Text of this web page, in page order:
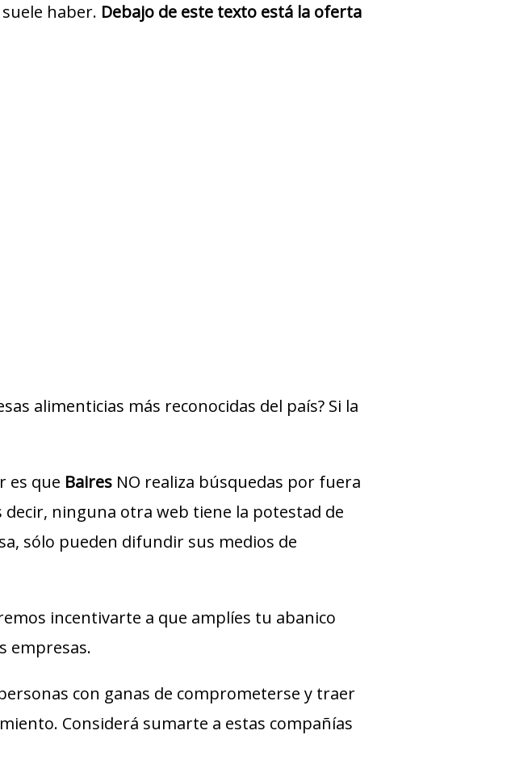
haber. Debajo de este texto está la oferta
alimenticias más reconocidas del país? Si la
es que BairesNO realiza búsquedas por fuera
decir, ninguna otra web tiene la potestad de
sólo pueden difundir sus medios de
incentivarte a que amplíes tu abanico
empresas.
con ganas de comprometerse y traer
Considerá sumarte a estas compañías